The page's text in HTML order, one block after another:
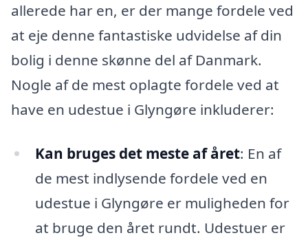
allerede har en, er der mange fordele ved
at eje denne fantastiske udvidelse af din
bolig i denne skønne del af Danmark.
Nogle af de mest oplagte fordele ved at
have en udestue i Glyngøre inkluderer:
Kan bruges det meste af året: En af
de mest indlysende fordele ved en
udestue i Glyngøre er muligheden for
at bruge den året rundt. Udestuer er